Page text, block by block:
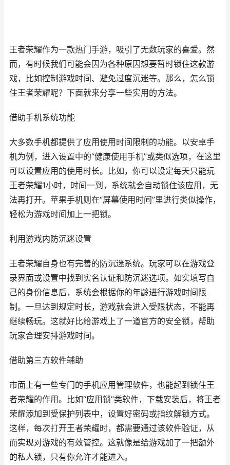
王者荣耀作为一款热门手游，吸引了无数玩家的喜爱。然
而，有时候我们可能会因为各种原因想要暂时锁住这款游
戏，比如控制游戏时间、避免过度沉迷等。那么，怎么锁
住王者荣耀呢？下面就来分享一些实用的方法。
借助手机系统功能
大多数手机都提供了应用使用时间限制的功能。以安卓手
机为例，进入设置中的“健康使用手机”或类似选项，在这里
可以设置应用的使用时长。比如，你可以设定每天只能玩
王者荣耀1小时，时间一到，系统就会自动锁住该应用，无
法再打开。苹果手机则在“屏幕使用时间”里进行类似操作，
轻松为游戏时间加上一把锁。
利用游戏内防沉迷设置
王者荣耀自身也有完善的防沉迷系统。玩家可以在游戏登
录界面或设置中找到实名认证和防沉迷选项。如实填写自
己的身份信息后，系统会根据你的年龄进行游戏时间限
制。一旦达到规定时长，游戏就会进入受限状态，不能再
继续畅玩。这就好比给游戏上了一道官方的安全锁，帮助
玩家合理安排游戏时间。
借助第三方软件辅助
市面上有一些专门的手机应用管理软件，也能起到锁住王
者荣耀的作用。比如“应用锁”类软件，下载安装后，将王者
荣耀添加到受保护列表中，设置好密码或指纹解锁方式。
这样，每次打开王者荣耀时，都需要通过该软件验证，从
而实现对游戏的有效管控。这就像是给游戏加了一把额外
的私人锁，只有你允许才能进入。